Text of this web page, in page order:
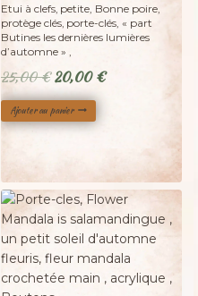
Etui à clefs, petite, Bonne poire,
protège clés, porte-clés, « part
Butines les dernières lumières
d’automne » ,
25,00€ Le
prix
initial
20,00€Le
Ajouter au panier